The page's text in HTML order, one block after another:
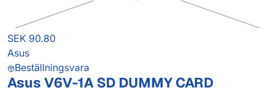
SEK 90.80
Asus
Beställningsvara
Asus V6V-1A SD DUMMY CARD